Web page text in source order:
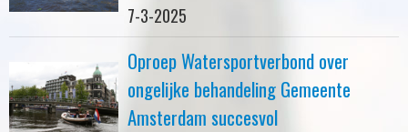
7-3-2025
Oproep Watersportverbond over
ongelijke behandeling Gemeente
Amsterdam succesvol